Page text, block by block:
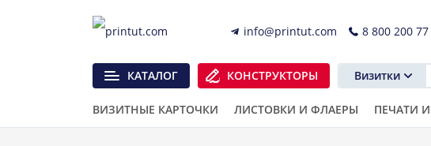
info@printut.com 8 800 200
КАТАЛОГ КОНСТРУКТОРЫ Визитки
ВИЗИТНЫЕ КАРТОЧКИ ЛИСТОВКИ И ФЛАЕРЫ ПЕЧАТИ